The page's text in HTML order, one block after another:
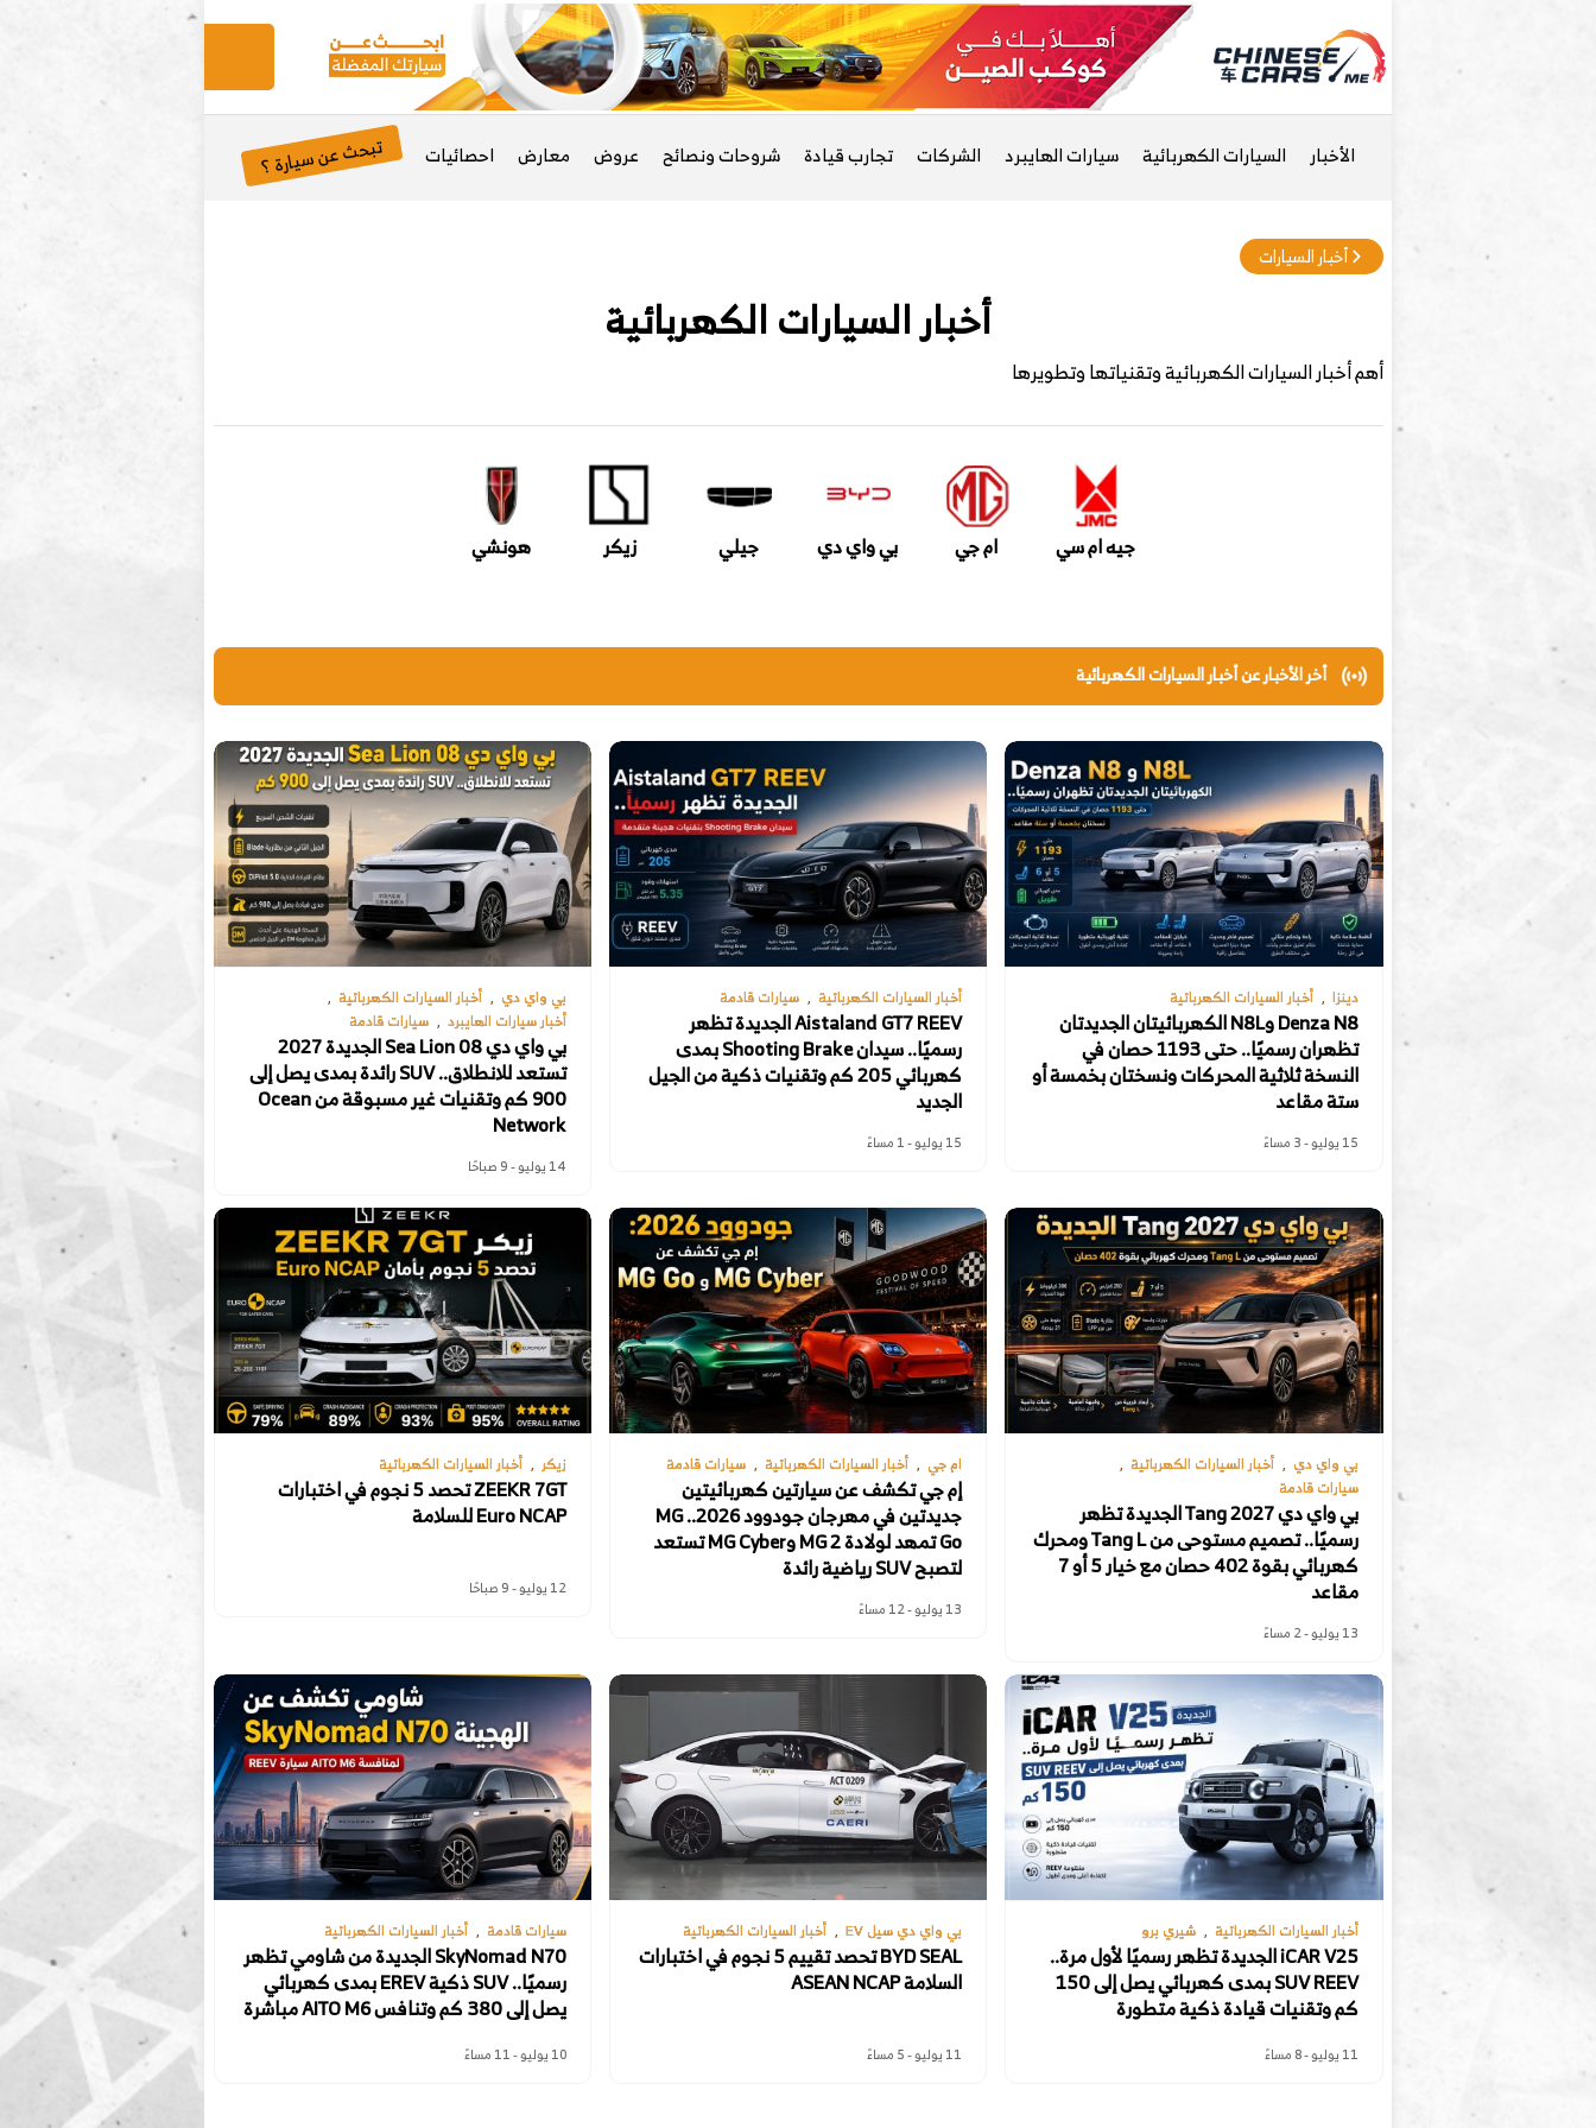
الأخبار السيارات الكهربائية سيارات الهايبرد الشركات تجارب قيادة شروحات ونصائح عروض معارض احصائيات تبحث عن سيارة ؟
أخبار السيارات
أخبار السيارات الكهربائية
أهم أخبار السيارات الكهربائية وتقنياتها وتطويرها
جيه ام سي ام جي بي واي دي جيلي زيكر هونشي
أخر الأخبار عن أخبار السيارات الكهربائية
دينزا أخبار السيارات الكهربائية
Denza N8 وN8L الكهربائيتان الجديدتان
تظهران رسميًا.. حتى 1193 حصان في
النسخة ثلاثية المحركات ونسختان بخمسة أو
ستة مقاعد
15 يوليو - 3 مساءً
أخبار السيارات الكهربائية سيارات قادمة
Aistaland GT7 REEV الجديدة تظهر
رسميًا.. سيدان Shooting Brake بمدى
كهربائي 205 كم وتقنيات ذكية من الجيل
الجديد
15 يوليو - 1 مساءً
بي واي دي
أخبار السيارات الكهربائية
أخبار سيارات الهايبرد
سيارات قادمة
بي واي دي Sea Lion 08 الجديدة 2027
تستعد للانطلاق.. SUV رائدة بمدى يصل إلى
900 كم وتقنيات غير مسبوقة من Ocean
Network
14 يوليو - 9 صباحًا
بي واي دي
أخبار السيارات الكهربائية
سيارات قادمة
بي واي دي Tang 2027 الجديدة تظهر
رسميًا.. تصميم مستوحى من Tang L ومحرك
كهربائي بقوة 402 حصان مع خيار 5 أو 7
مقاعد
13 يوليو - 2 مساءً
ام جي أخبار السيارات الكهربائية سيارات قادمة
إم جي تكشف عن سيارتين كهربائيتين
جديدتين في مهرجان جودوود 2026.. MG
Go تمهد لولادة MG 2 وMG Cyber تستعد
لتصبح SUV رياضية رائدة
13 يوليو - 12 مساءً
زيكر أخبار السيارات الكهربائية
ZEEKR 7GT تحصد 5 نجوم في اختبارات
Euro NCAP للسلامة
12 يوليو - 9 صباحًا
أخبار السيارات الكهربائية شيري برو
iCAR V25 الجديدة تظهر رسميًا لأول مرة..
SUV REEV بمدى كهربائي يصل إلى 150
كم وتقنيات قيادة ذكية متطورة
11 يوليو - 8 مساءً
بي واي دي سيل EV أخبار السيارات الكهربائية
BYD SEAL تحصد تقييم 5 نجوم في اختبارات
السلامة ASEAN NCAP
11 يوليو - 5 مساءً
سيارات قادمة أخبار السيارات الكهربائية
SkyNomad N70 الجديدة من شاومي تظهر
رسميًا.. SUV ذكية EREV بمدى كهربائي
يصل إلى 380 كم وتنافس AITO M6 مباشرة
10 يوليو - 11 مساءً